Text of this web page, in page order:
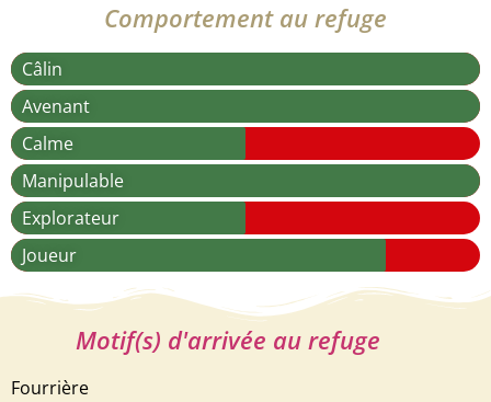
Comportement au refuge
Câlin
Avenant
Calme
Manipulable
Explorateur
Joueur
Motif(s) d'arrivée au refuge
Fourrière